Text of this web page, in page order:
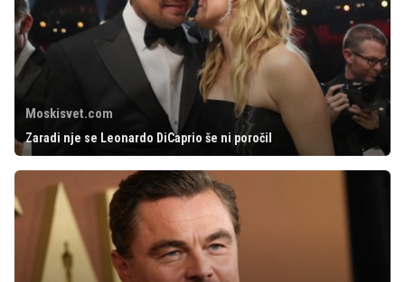
Moskisvet.com
Zaradi nje se Leonardo DiCaprio še ni poročil